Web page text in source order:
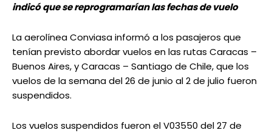
indicó que se reprogramarían las fechas de vuelo
La aerolínea Conviasa informó a los pasajeros que
tenían previsto abordar vuelos en las rutas Caracas –
Buenos Aires, y Caracas – Santiago de Chile, que los
vuelos de la semana del 26 de junio al 2 de julio fueron
suspendidos.
Los vuelos suspendidos fueron el V03550 del 27 de